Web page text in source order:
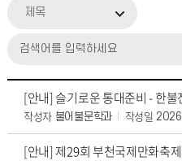
제목
[안내] 슬기로운 통대준비 - 한
작성자 불어불문학과 작성일
[안내] 제29회 부천국제만화축